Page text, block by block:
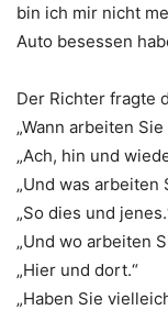
bin ich mir nicht
Auto besessen
Der Richter fragte
„Wann arbeiten
„Ach, hin und
„Und was arbeiten
„So dies und
„Und wo arbeiten
„Hier und dort.“
„Haben Sie